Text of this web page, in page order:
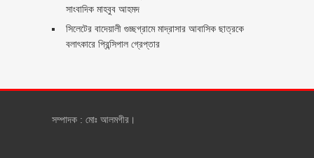
সাংবাদিক মাহবুব আহমদ
সিলেটের বাদেয়ালী গুচ্ছগ্রামে মাদ্রাসার আবাসিক ছাত্রকে
বলাৎকারে প্রিন্সিপাল গ্রেপ্তার ‎
সম্পাদক : মোঃ আলমগীর।